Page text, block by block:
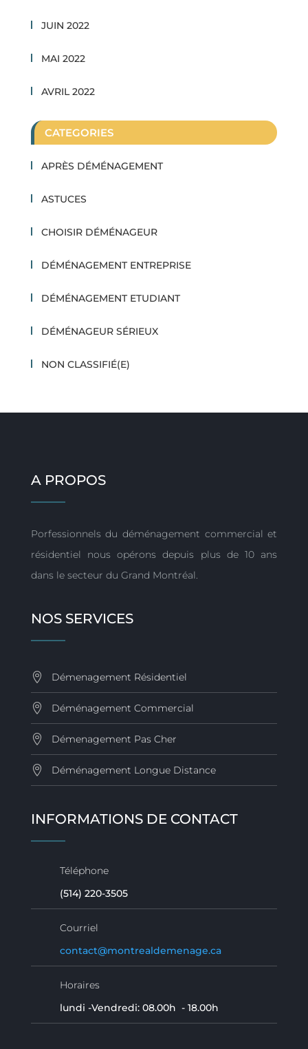
JUIN 2022
MAI 2022
AVRIL 2022
CATEGORIES
APRÈS DÉMÉNAGEMENT
ASTUCES
CHOISIR DÉMÉNAGEUR
DÉMÉNAGEMENT ENTREPRISE
DÉMÉNAGEMENT ETUDIANT
DÉMÉNAGEUR SÉRIEUX
NON CLASSIFIÉ(E)
A PROPOS
Porfessionnels du déménagement commercial et
résidentiel nous opérons depuis plus de 10 ans
dans le secteur du Grand Montréal.
NOS SERVICES
Démenagement Résidentiel
Déménagement Commercial
Démenagement Pas Cher
Déménagement Longue Distance
INFORMATIONS DE CONTACT
Téléphone
(514) 220-3505
Courriel
contact@montrealdemenage.ca
Horaires
lundi -Vendredi: 08.00h - 18.00h